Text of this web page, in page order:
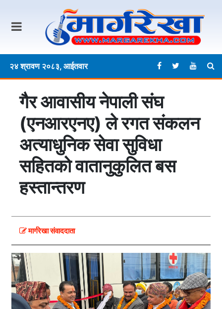
२४ श्रावण २०८३, आईतवार
गैर आवासीय नेपाली संघ
(एनआरएनए) ले रगत संकलन
अत्याधुनिक सेवा सुविधा
सहितको वातानुकुलित बस
हस्तान्तरण
मार्गरेखा संवाददाता